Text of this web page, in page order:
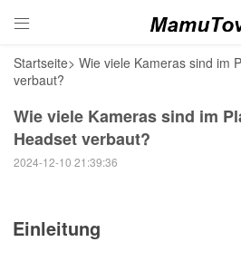

Startseite> Wie viele Kameras sind im
verbaut?
Wie viele Kameras sind im
Headset verbaut?
2024-12-10 21:39:36
Einleitung